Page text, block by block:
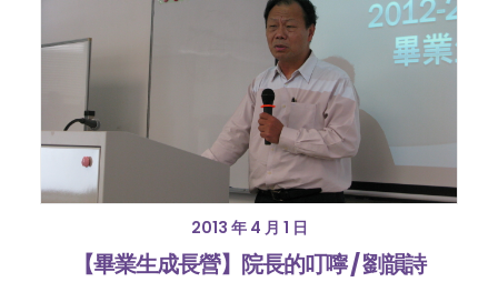
2013 年 4 月 1 日
【畢業生成長營】院長的叮嚀 / 劉韻詩